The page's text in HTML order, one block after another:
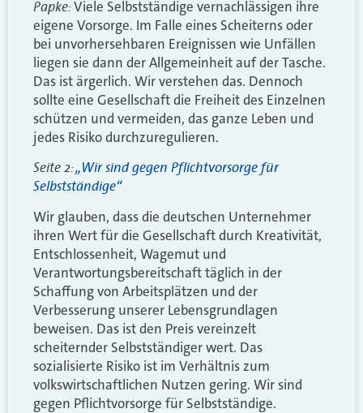
Papke:Viele Selbstständige vernachlässigen ihre
eigene Vorsorge. Im Falle eines Scheiterns oder
bei unvorhersehbaren Ereignissen wie Unfällen
liegen sie dann der Allgemeinheit auf der Tasche.
Das ist ärgerlich. Wir verstehen das. Dennoch
sollte eine Gesellschaft die Freiheit des Einzelnen
schützen und vermeiden, das ganze Leben und
jedes Risiko durchzuregulieren.
Seite 2:„Wir sind gegen Pflichtvorsorge für
Selbstständige“
Wir glauben, dass die deutschen Unternehmer
ihren Wert für die Gesellschaft durch Kreativität,
Entschlossenheit, Wagemut und
Verantwortungsbereitschaft täglich in der
Schaffung von Arbeitsplätzen und der
Verbesserung unserer Lebensgrundlagen
beweisen. Das ist den Preis vereinzelt
scheiternder Selbstständiger wert. Das
sozialisierte Risiko ist im Verhältnis zum
volkswirtschaftlichen Nutzen gering. Wir sind
gegen Pflichtvorsorge für Selbstständige.